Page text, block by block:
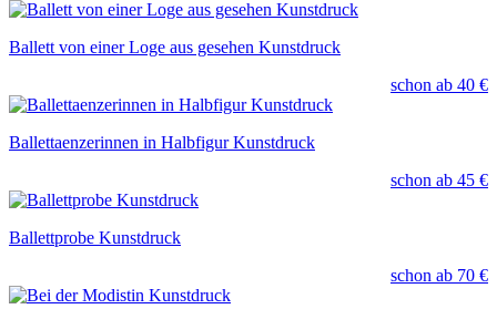
Ballett von einer Loge aus gesehen Kunstdruck
schon ab 40 €
Ballettaenzerinnen in Halbfigur Kunstdruck
schon ab 45 €
Ballettprobe Kunstdruck
schon ab 70 €